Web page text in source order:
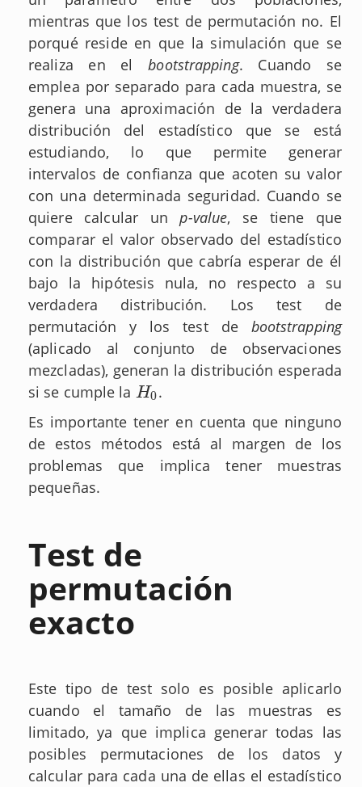
mientras que los test de permutación no. El
porqué reside en que la simulación que se
realiza en elbootstrapping. Cuando se
emplea por separado para cada muestra, se
genera una aproximación de la verdadera
distribución del estadístico que se está
estudiando, lo que permite generar
intervalos de confianza que acoten su valor
con una determinada seguridad. Cuando se
quiere calcular unp-value, se tiene que
comparar el valor observado del estadístico
con la distribución que cabría esperar de él
bajo la hipótesis nula, no respecto a su
verdadera distribución. Los test de
permutación y los test de bootstrapping
(aplicado al conjunto de observaciones
mezcladas), generan la distribución esperada
si se cumple la H0
H0 .
Es importante tener en cuenta que ninguno
de estos métodos está al margen de los
problemas que implica tener muestras
pequeñas.
Test de
permutación
exacto
Este tipo de test solo es posible aplicarlo
cuando el tamaño de las muestras es
limitado, ya que implica generar todas las
posibles permutaciones de los datos y
calcular para cada una de ellas el estadístico